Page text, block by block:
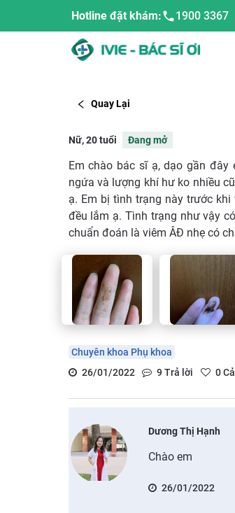
Hotline đặt khám: 1900 3367
Quay Lại
Nữ, 20 tuổi Đang mở
Em chào bác sĩ ạ, dạo gần
ngứa và lượng khí hư ko nhiều
ạ. Em bị tình trạng này trước
đều lắm ạ. Tình trạng như vậy
chuẩn đoán là viêm ÂĐ nhẹ có
Chuyên khoa Phụ khoa
26/01/2022
9Trả lời 0
Dương Thị Hạnh
Chào em
26/01/2022